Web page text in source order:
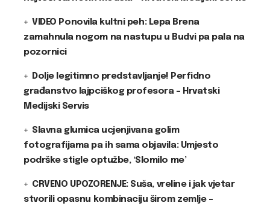
VIDEO Ponovila kultni peh: Lepa Brena
zamahnula nogom na nastupu u Budvi pa pala na
pozornici
Dolje legitimno predstavljanje! Perfidno
građanstvo lajpciškog profesora – Hrvatski
Medijski Servis
Slavna glumica ucjenjivana golim
fotografijama pa ih sama objavila: Umjesto
podrške stigle optužbe, ‘Slomilo me’
CRVENO UPOZORENJE: Suša, vreline i jak vjetar
stvorili opasnu kombinaciju širom zemlje –